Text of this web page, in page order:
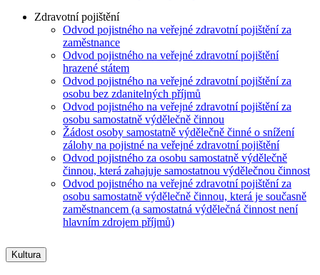
Zdravotní pojištění
Odvod pojistného na veřejné zdravotní pojištění za
zaměstnance
Odvod pojistného na veřejné zdravotní pojištění
hrazené státem
Odvod pojistného na veřejné zdravotní pojištění za
osobu bez zdanitelných příjmů
Odvod pojistného na veřejné zdravotní pojištění za
osobu samostatně výdělečně činnou
Žádost osoby samostatně výdělečně činné o snížení
zálohy na pojistné na veřejné zdravotní pojištění
Odvod pojistného za osobu samostatně výdělečně
činnou, která zahajuje samostatnou výdělečnou činnost
Odvod pojistného na veřejné zdravotní pojištění za
osobu samostatně výdělečně činnou, která je současně
zaměstnancem (a samostatná výdělečná činnost není
hlavním zdrojem příjmů)
Kultura